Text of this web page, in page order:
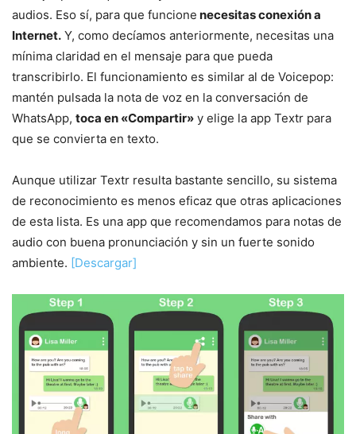
audios. Eso sí, para que funcione necesitas conexión a
Internet. Y, como decíamos anteriormente, necesitas una
mínima claridad en el mensaje para que pueda
transcribirlo. El funcionamiento es similar al de Voicepop:
mantén pulsada la nota de voz en la conversación de
WhatsApp, toca en «Compartir» y elige la app Textr para
que se convierta en texto.
Aunque utilizar Textr resulta bastante sencillo, su sistema
de reconocimiento es menos eficaz que otras aplicaciones
de esta lista. Es una app que recomendamos para notas de
audio con buena pronunciación y sin un fuerte sonido
ambiente. [Descargar]